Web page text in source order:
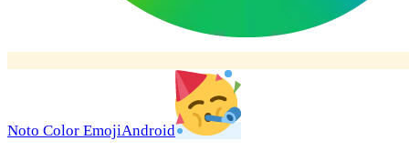
Noto Color EmojiAndroid